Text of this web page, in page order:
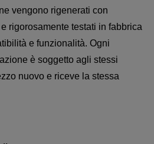
vengono rigenerati con
rigorosamente testati in fabbrica
e funzionalità. Ogni
è soggetto agli stessi
nuovo e riceve la stessa